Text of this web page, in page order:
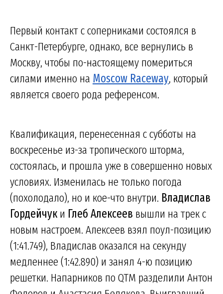
Первый контакт с соперниками состоялся в
Санкт-Петербурге, однако, все вернулись в
Москву, чтобы по-настоящему помериться
силами именно на Moscow Raceway, который
является своего рода референсом.
Квалификация, перенесенная с субботы на
воскресенье из-за тропического шторма,
состоялась, и прошла уже в совершенно новых
условиях. Изменилась не только погода
(похолодало), но и кое-что внутри. Владислав
Гордейчук и Глеб Алексеев вышли на трек с
новым настроем. Алексеев взял поул-позицию
(1:41.749), Владислав оказался на секунду
медленнее (1:42.890) и занял 4-ю позицию
решетки. Напарников по QTM разделили Антон